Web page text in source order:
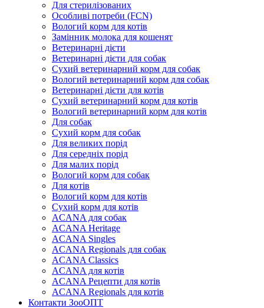
Для стерилізованих
Особливі потреби (FCN)
Вологий корм для котів
Замінник молока для кошенят
Ветеринарні дієти
Ветеринарні дієти для собак
Сухий ветеринарний корм для собак
Вологий ветеринарний корм для собак
Ветеринарні дієти для котів
Сухий ветеринарний корм для котів
Вологий ветеринарний корм для котів
Для собак
Сухий корм для собак
Для великих порід
Для середніх порід
Для малих порід
Вологий корм для собак
Для котів
Вологий корм для котів
Сухий корм для котів
ACANA для собак
ACANA Heritage
ACANA Singles
ACANA Regionals для собак
ACANA Classics
ACANA для котів
ACANA Рецепти для котів
ACANA Regionals для котів
Контакти ЗооОПТ